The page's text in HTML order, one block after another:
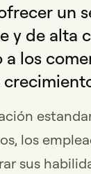
un
y de alta
los
los
sus